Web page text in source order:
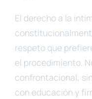
El derecho a la
respeto que
el procedimiento.
confrontacional,
con educación y